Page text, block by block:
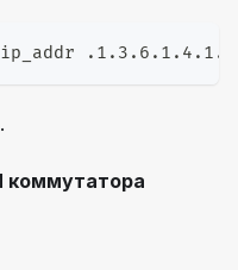
коммутатора